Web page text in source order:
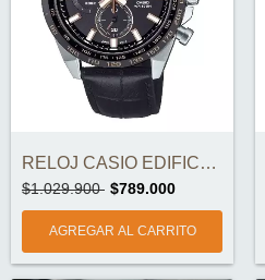
RELOJ CASIO EDIFICE EFR-574BL-1AV ORIGIN...
$1.029.900 $789.000